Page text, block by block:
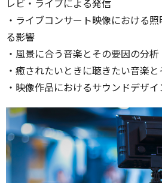
レビ・ライブによる発信
・ライブコンサート映像における
る影響
・風景に合う音楽とその要因の分析
・癒されたいときに聴きたい音楽
・映像作品におけるサウンドデザ